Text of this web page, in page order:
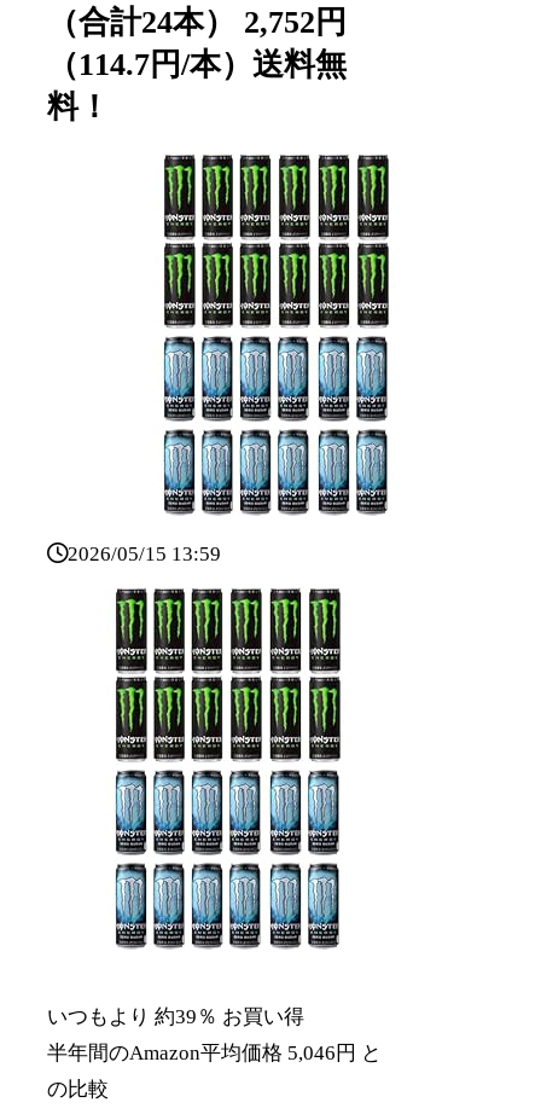
（合計24本） 2,752円
（114.7円/本）送料無
料！
2026/05/15 13:59
いつもより 約39％ お買い得
半年間のAmazon平均価格 5,046円 と
の比較